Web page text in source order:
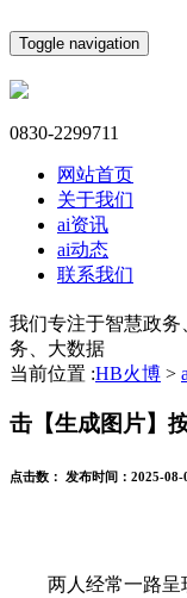
Toggle navigation
0830-2299711
网站首页
关于我们
ai资讯
ai动态
联系我们
我们专注于智慧政
务、大数据
当前位置 :HB火博 >
击【生成图片】
点击数： 发布时间： 2025-08-
两人经常一路呈